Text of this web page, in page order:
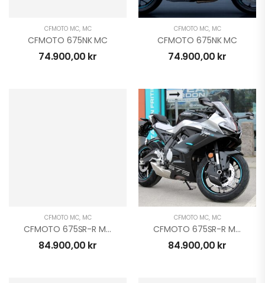
850/1000 TJD
Bandsats XGEN 4S
59.900,00
68.500,00
CFMOTO MC, MC
CFMOTO 675NK MC
74.900,00 kr
CFMOTO MC, MC
CFMOTO 675NK MC
74.900,00 kr
CFMOTO MC, MC
CFMOTO 675SR-R MC
84.900,00 kr
CFMOTO MC, MC
CFMOTO 675SR-R MC
84.900,00 kr